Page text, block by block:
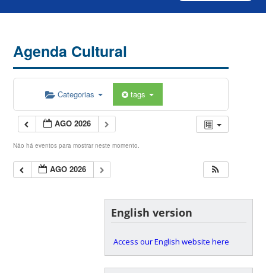
Agenda Cultural
Categorias tags
AGO 2026
Não há eventos para mostrar neste momento.
AGO 2026
English version
Access our English website here